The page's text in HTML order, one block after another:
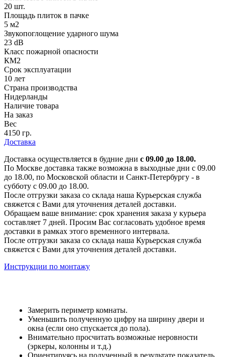
20 шт.
Площадь плиток в пачке
5 м2
Звукопоглощение ударного шума
23 dB
Класс пожарной опасности
КМ2
Срок эксплуатации
10 лет
Страна производства
Нидерланды
Наличие товара
На заказ
Вес
4150 гр.
Доставка
Доставка осуществляется в будние дни с 09.00 до 18.00.
По Москве доставка также возможна в выходные дни с 09.00
до 18.00, по Московской области и Санкт-Петербургу - в
субботу с 09.00 до 18.00.
После отгрузки заказа со склада наша Курьерская служба
свяжется с Вами для уточнения деталей доставки.
Обращаем ваше внимание: срок хранения заказа у курьера
составляет 7 дней. Просим Вас согласовать удобное время
доставки в рамках этого временного интервала.
После отгрузки заказа со склада наша Курьерская служба
свяжется с Вами для уточнения деталей доставки.
Инструкции по монтажу
Замерить периметр комнаты.
Уменьшить полученную цифру на ширину двери и
окна (если оно спускается до пола).
Внимательно просчитать возможные неровности
(эркеры, колонны и т.д.)
Ориентируясь на полученный в результате показатель,